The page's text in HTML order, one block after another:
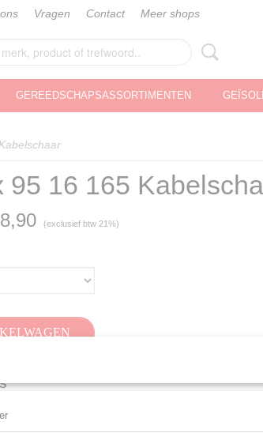
Vragen Contact Meer shops
GEREEDSCHAPSASSORTIMENTEN
95 16 165
(exclusief btw 21%)